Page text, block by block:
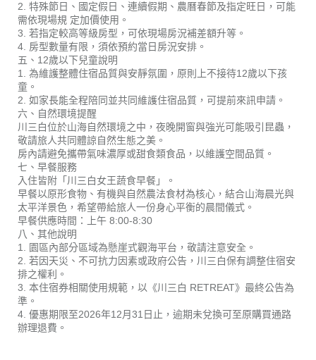
2. 特殊節日、國定假日、連續假期、農曆春節及指定旺日，可能
需依現場規 定加價使用。
3. 若指定較高等級房型，可依現場房況補差額升等。
4. 房型數量有限，須依預約當日房況安排。
五、12歲以下兒童說明
1. 為維護整體住宿品質與安靜氛圍，原則上不接待12歲以下孩
童。
2. 如家長能全程陪同並共同維護住宿品質，可提前來訊申請。
六、自然環境提醒
川三白位於山海自然環境之中，夜晚開窗與強光可能吸引昆蟲，
敬請旅人共同體諒自然生態之美。
房內請避免攜帶氣味濃厚或甜食類食品，以維護空間品質。
七、早餐服務
入住皆附「川三白女王蔬食早餐」。
早餐以原形食物、有機與自然農法食材為核心，結合山海晨光與
太平洋景色，希望帶給旅人一份身心平衡的晨間儀式。
早餐供應時間：上午 8:00-8:30
八、其他說明
1. 園區內部分區域為懸崖式觀海平台，敬請注意安全。
2. 若因天災、不可抗力因素或政府公告，川三白保有調整住宿安
排之權利。
3. 本住宿券相關使用規範，以《川三白 RETREAT》最終公告為
準。
4. 優惠期限至2026年12月31日止，逾期未兌換可至原購買通路
辦理退費。